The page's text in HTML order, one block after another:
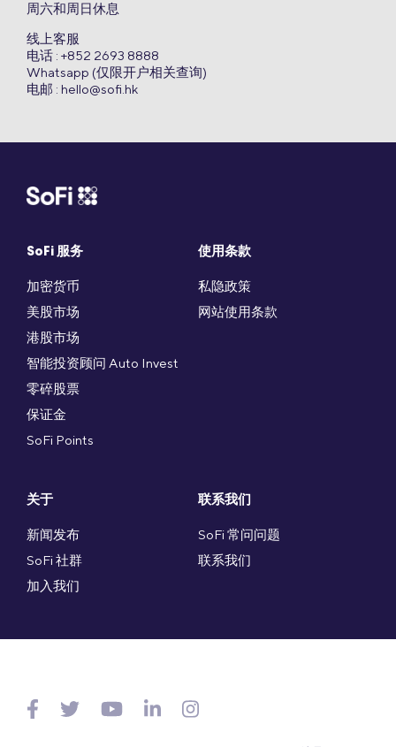
SoFi 服务
加密货币
美股市场
港股市场
智能投资顾问 Auto Invest
零碎股票
保证金
SoFi Points
使用条款
私隐政策
网站使用条款
关于
新闻发布
SoFi 社群
加入我们
联系我们
SoFi 常问问题
联系我们
周六和周日休息
线上客服
电话 : +852 2693 8888
Whatsapp (仅限开户相关查询)
电邮 : hello@sofi.hk